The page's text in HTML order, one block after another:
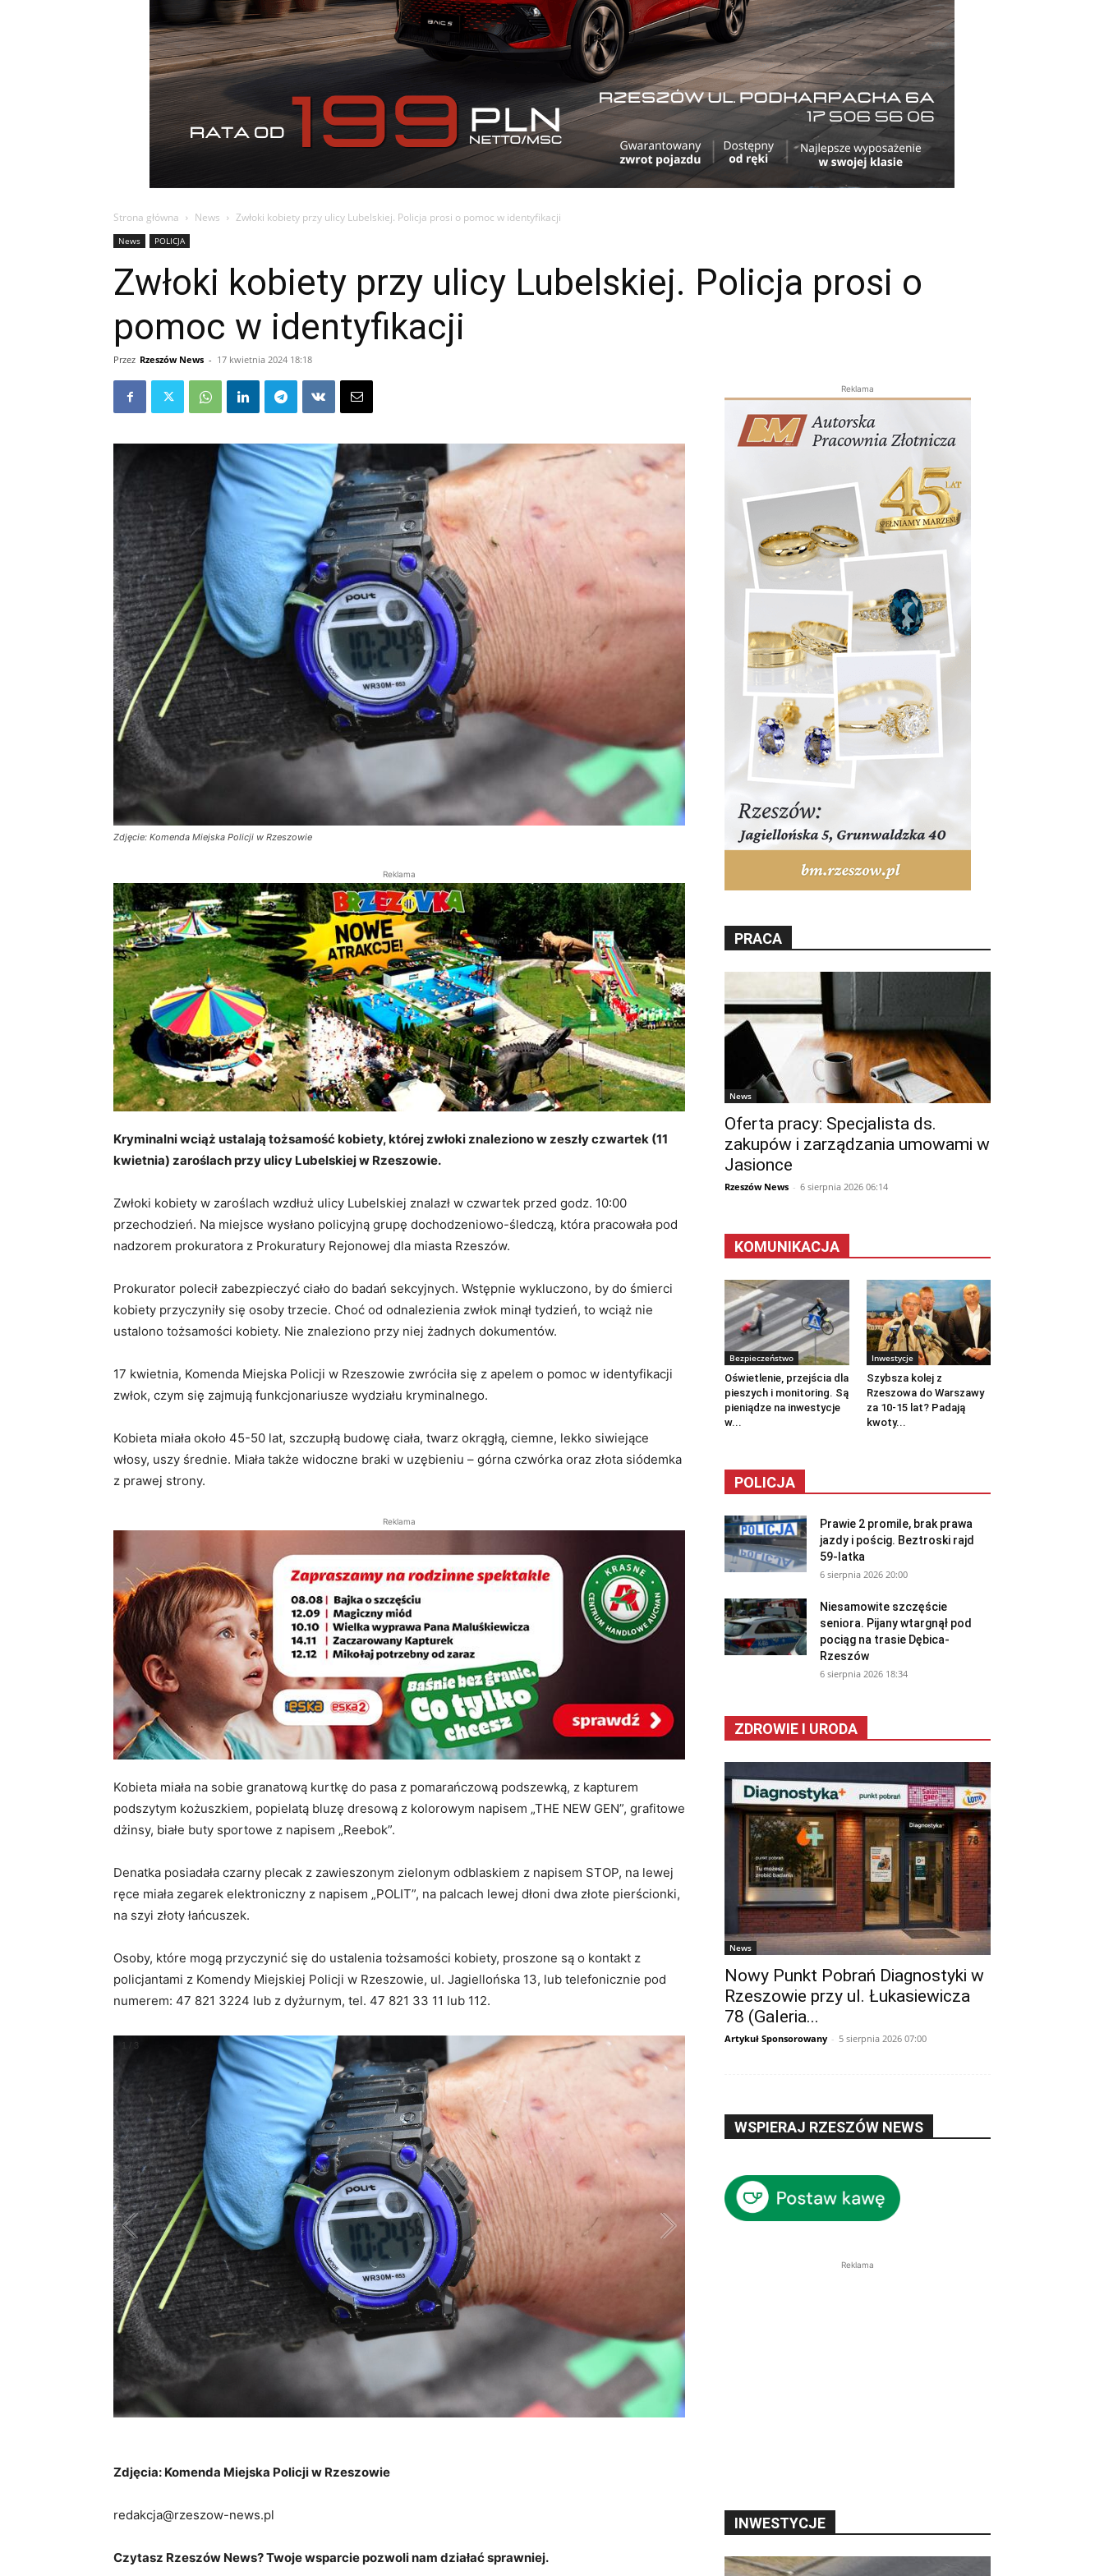
Strona główna News Zwłoki kobiety przy ulicy Lubelskiej. Policja prosi o pomoc w identyfikacji
News POLICJA
Zwłoki kobiety przy ulicy Lubelskiej. Policja prosi o
pomoc w identyfikacji
Przez Rzeszów News - 17 kwietnia 2024 18:18
Zdjęcie: Komenda Miejska Policji w Rzeszowie
Reklama
Kryminalni wciąż ustalają tożsamość kobiety, której zwłoki znaleziono w zeszły czwartek (11
kwietnia) zaroślach przy ulicy Lubelskiej w Rzeszowie.
Zwłoki kobiety w zaroślach wzdłuż ulicy Lubelskiej znalazł w czwartek przed godz. 10:00
przechodzień. Na miejsce wysłano policyjną grupę dochodzeniowo-śledczą, która pracowała pod
nadzorem prokuratora z Prokuratury Rejonowej dla miasta Rzeszów.
Prokurator polecił zabezpieczyć ciało do badań sekcyjnych. Wstępnie wykluczono, by do śmierci
kobiety przyczyniły się osoby trzecie. Choć od odnalezienia zwłok minął tydzień, to wciąż nie
ustalono tożsamości kobiety. Nie znaleziono przy niej żadnych dokumentów.
17 kwietnia, Komenda Miejska Policji w Rzeszowie zwróciła się z apelem o pomoc w identyfikacji
zwłok, czym się zajmują funkcjonariusze wydziału kryminalnego.
Kobieta miała około 45-50 lat, szczupłą budowę ciała, twarz okrągłą, ciemne, lekko siwiejące
włosy, uszy średnie. Miała także widoczne braki w uzębieniu – górna czwórka oraz złota siódemka
z prawej strony.
Reklama
Kobieta miała na sobie granatową kurtkę do pasa z pomarańczową podszewką, z kapturem
podszytym kożuszkiem, popielatą bluzę dresową z kolorowym napisem „THE NEW GEN”, grafitowe
dżinsy, białe buty sportowe z napisem „Reebok”.
Denatka posiadała czarny plecak z zawieszonym zielonym odblaskiem z napisem STOP, na lewej
ręce miała zegarek elektroniczny z napisem „POLIT”, na palcach lewej dłoni dwa złote pierścionki,
na szyi złoty łańcuszek.
Osoby, które mogą przyczynić się do ustalenia tożsamości kobiety, proszone są o kontakt z
policjantami z Komendy Miejskiej Policji w Rzeszowie, ul. Jagiellońska 13, lub telefonicznie pod
numerem: 47 821 3224 lub z dyżurnym, tel. 47 821 33 11 lub 112.
Zdjęcia: Komenda Miejska Policji w Rzeszowie
redakcja@rzeszow-news.pl
Czytasz Rzeszów News? Twoje wsparcie pozwoli nam działać sprawniej.
Reklama
PRACA
News
Oferta pracy: Specjalista ds.
zakupów i zarządzania umowami w
Jasionce
Rzeszów News - 6 sierpnia 2026 06:14
KOMUNIKACJA
Bezpieczeństwo
Oświetlenie, przejścia dla
pieszych i monitoring. Są
pieniądze na inwestycje
w...
Inwestycje
Szybsza kolej z
Rzeszowa do Warszawy
za 10-15 lat? Padają
kwoty...
POLICJA
Prawie 2 promile, brak prawa
jazdy i pościg. Beztroski rajd
59-latka
6 sierpnia 2026 20:00
Niesamowite szczęście
seniora. Pijany wtargnął pod
pociąg na trasie Dębica-
Rzeszów
6 sierpnia 2026 18:34
ZDROWIE I URODA
News
Nowy Punkt Pobrań Diagnostyki w
Rzeszowie przy ul. Łukasiewicza
78 (Galeria...
Artykuł Sponsorowany - 5 sierpnia 2026 07:00
WSPIERAJ RZESZÓW NEWS
Reklama
INWESTYCJE